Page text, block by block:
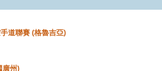
道聯賽 (格魯吉亞)
廣州)